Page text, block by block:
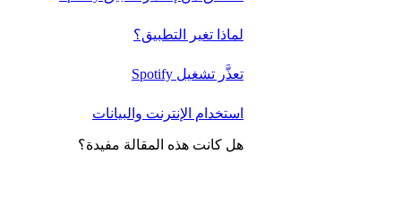
لماذا تغير التطبيق؟
تعذَّر تشغيل Spotify
استخدام الإنترنت والبيانات
هل كانت هذه المقالة مفيدة؟